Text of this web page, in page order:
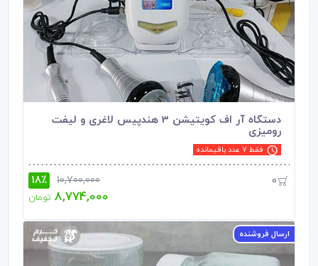
دستگاه آر اف کویتیشن 3 هندپیس لاغری و لیفت
رومیزی
فقط 7 عدد باقیمانده
0
10,700,000 18٪
8,774,000 تومان
ارسال فروشنده